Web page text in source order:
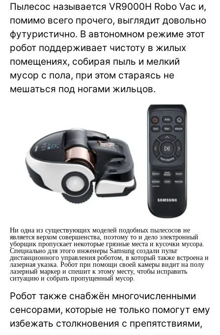
Пылесос называется VR9000H Robo Vac и,
помимо всего прочего, выглядит довольно
футуристично. В автономном режиме этот
робот поддерживает чистоту в жилых
помещениях, собирая пыль и мелкий
мусор с пола, при этом стараясь не
мешаться под ногами жильцов.
Ни одна из существующих моделей подобных пылесосов не
является верхом совершенства, поэтому то и дело электронный
уборщик пропускает некоторые грязные места и кусочки мусора.
Специально для этого инженеры Samsung создали пульт
дистанционного управления роботом, в который также встроена и
лазерная указка. Робот при помощи своей камеры видит на полу
лазерный маркер и спешит к этому месту, чтобы исправить
ситуацию и собрать пропущенный мусор.
Робот также снабжён многочисленными
сенсорами, которые не только помогут ему
избежать столкновения с препятствиями,